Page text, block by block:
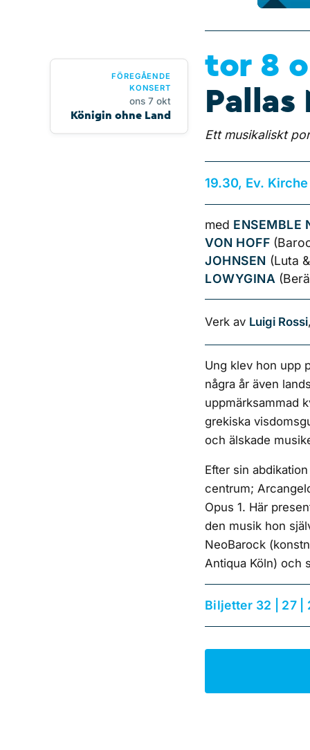
FÖREGÅENDE
KONSERT
ons 7 okt
Königin ohne Land
tor 8
Ett musikaliskt
19.30, Ev.
med ENSEMBLE
VON HOFF
JOHNSEN (Luta
LOWYGINA
Verk av Luigi Rossi
Ung klev hon upp
några år även
uppmärksammad
grekiska
och älskade
Efter sin
centrum;
Opus 1. Här
den musik hon
NeoBarock
Antiqua Köln) och
Biljetter 32 | 27 |